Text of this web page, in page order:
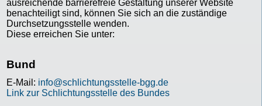
ausreichende barrierefreie Gestaltung unserer Website
benachteiligt sind, können Sie sich an die zuständige
Durchsetzungsstelle wenden.
Diese erreichen Sie unter:
Bund
E-Mail: info@schlichtungsstelle-bgg.de
Link zur Schlichtungsstelle des Bundes